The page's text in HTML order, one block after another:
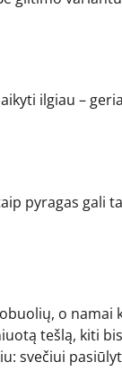
ilgiau –
pyragas gali
o namai
tešlą, kiti
svečiui